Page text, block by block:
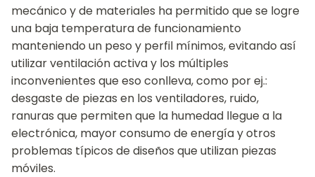
mecánico y de materiales ha permitido que se logre
una baja temperatura de funcionamiento
manteniendo un peso y perfil mínimos, evitando así
utilizar ventilación activa y los múltiples
inconvenientes que eso conlleva, como por ej.:
desgaste de piezas en los ventiladores, ruido,
ranuras que permiten que la humedad llegue a la
electrónica, mayor consumo de energía y otros
problemas típicos de diseños que utilizan piezas
móviles.